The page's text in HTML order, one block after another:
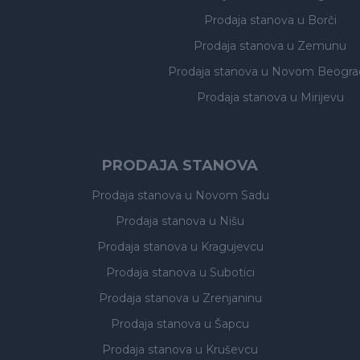
Prodaja stanova u Borči
Prodaja stanova u Zemunu
Prodaja stanova u Novom
Prodaja stanova u Mirijevu
PRODAJA STANOVA
Prodaja stanova u Novom Sadu
Prodaja stanova u Nišu
Prodaja stanova u Kragujevcu
Prodaja stanova u Subotici
Prodaja stanova u Zrenjaninu
Prodaja stanova u Šapcu
Prodaja stanova u Kruševcu